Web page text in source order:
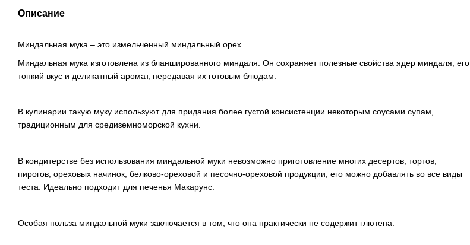
Описание
Миндальная мука – это измельченный миндальный орех.
Миндальная мука изготовлена из бланшированного миндаля. Он сохраняет полезные свойства ядер миндаля, его
тонкий вкус и деликатный аромат, передавая их готовым блюдам.
В кулинарии такую муку используют для придания более густой консистенции некоторым соусами супам,
традиционным для средиземноморской кухни.
В кондитерстве без использования миндальной муки невозможно приготовление многих десертов, тортов,
пирогов, ореховых начинок, белково-ореховой и песочно-ореховой продукции, его можно добавлять во все виды
теста. Идеально подходит для печенья Макарунс.
Особая польза миндальной муки заключается в том, что она практически не содержит глютена.